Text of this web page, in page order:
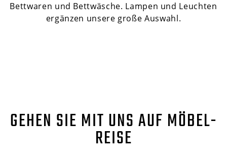
Bettwaren und Bettwäsche. Lampen und Leuchten
ergänzen unsere große Auswahl.
GEHEN SIE MIT UNS AUF MÖBEL-
REISE